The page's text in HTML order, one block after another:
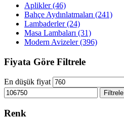
Aplikler (46)
Bahçe Aydınlatmaları (241)
Lambaderler (24)
Masa Lambaları (31)
Modern Avizeler (396)
Fiyata Göre Filtrele
En düşük fiyat
Filtrele
Renk